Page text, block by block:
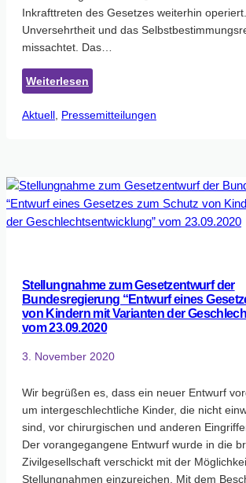
Inkrafttreten des Gesetzes weiterhin
Unversehrtheit und das
missachtet. Das…
Weiterlesen
Fünf
Jahre
noch
kein
effektiver
Kindern!
Aktuell Pressemitteilungen
Stellungnahme zum Gesetzentwurf der
Bundesregierung “Entwurf eines
von Kindern mit Varianten der
vom 23.09.2020
3. November 2020
Wir begrüßen es, dass ein neuer Entwurf
um intergeschlechtliche Kinder, die nicht
sind, vor chirurgischen und anderen
Der vorangegangene Entwurf wurde in die
Zivilgesellschaft verschickt mit der
Stellungnahmen einzureichen. Mit dem